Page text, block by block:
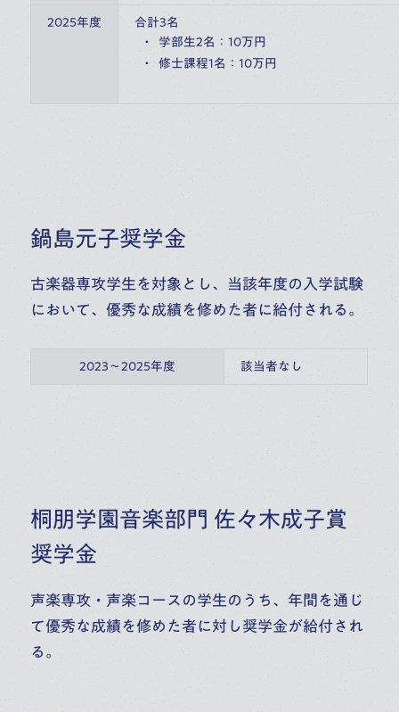
2025年度
合計3名
学部生2名：10万円
修士課程1名：10万円
鍋島元子奨学金
古楽器専攻学生を対象とし、当該年度の入学試験
において、優秀な成績を修めた者に給付される。
2023～2025年度 該当者なし
桐朋学園音楽部門 佐々木成子賞
奨学金
声楽専攻・声楽コースの学生のうち、年間を通じ
て優秀な成績を修めた者に対し奨学金が給付され
る。